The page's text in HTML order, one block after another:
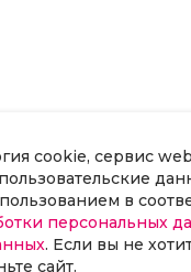
cookie, сервис
в
персональных
. Если вы не
сайт.